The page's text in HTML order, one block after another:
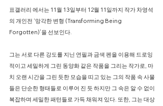
표갤러리 에서는 11월 13일부터 12월 11일까지 작가 차영석
의 개인전 ‘망각한 변형 (Transforming Being
Forgotten)’을 선보인다.
​그는 서로 다른 강도를 지닌 연필과 금색 펜을 이용해 드로잉
적이고 세밀하게 그린 동양화 같은 작품을 그리는 작가로, 마
치 오랜 시간을 그린 듯한 모습을 띠고 있는 그의 작품 속 사물
들은 단순한 형태들로 이루어 진 듯 하지만 그 속은 알 수 없이
복잡하며 세밀한 패턴들로 가득 채워져 있다. 또한, 그는 대상